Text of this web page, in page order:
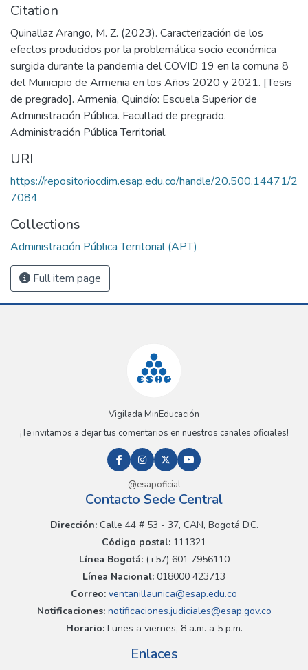
Citation
Quinallaz Arango, M. Z. (2023). Caracterización de los
efectos producidos por la problemática socio económica
surgida durante la pandemia del COVID 19 en la comuna 8
del Municipio de Armenia en los Años 2020 y 2021. [Tesis
de pregrado]. Armenia, Quindío: Escuela Superior de
Administración Pública. Facultad de pregrado.
Administración Pública Territorial.
URI
https://repositoriocdim.esap.edu.co/handle/20.500.14471/2
7084
Collections
Administración Pública Territorial (APT)
Full item page
Vigilada MinEducación
¡Te invitamos a dejar tus comentarios en nuestros canales oficiales!
@esapoficial
Contacto Sede Central
Dirección:Calle 44 # 53 - 37, CAN, Bogotá D.C.
Código postal: 111321
Línea Bogotá:(+57) 601 7956110
Línea Nacional: 018000 423713
Correo: ventanillaunica@esap.edu.co
Notificaciones:notificaciones.judiciales@esap.gov.co
Horario:Lunes a viernes, 8 a.m. a 5 p.m.
Enlaces